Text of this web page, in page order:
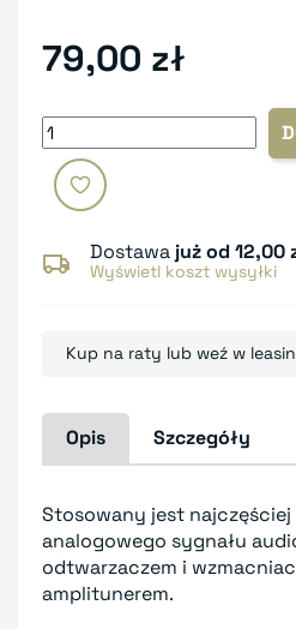
79,00 zł
Dostawa już od 12,00
Wyświetl koszt wysyłki
Kup na raty lub weź w
Opis Szczegóły
Stosowany jest najczęściej
analogowego sygnału
odtwarzaczem i
amplitunerem.